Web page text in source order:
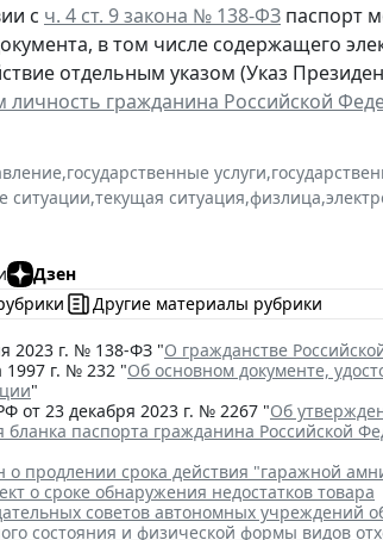
с ч. 4 ст. 9 закона № 138-ФЗ паспорт
в том числе содержащего
отдельным указом (Указ
гражданина Российской
,государственные услуги,
ситуации,текущая ситуация,физлица,
Дзен
Другие материалы рубрики
2023 г. № 138-ФЗ "О гражданстве
1997 г. № 232 "Об основном документе,
"
от 23 декабря 2023 г. № 2267 "Об
паспорта гражданина Российской
о продлении срока действия "гаражной
о сроке обнаружения недостатков товара
советов автономных учреждений
состояния и физической формы видов